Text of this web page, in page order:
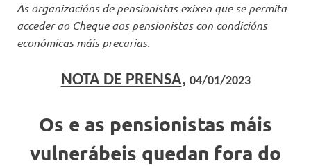
As organizacións de pensionistas exixen que se permita
acceder ao Cheque aos pensionistas con condicións
económicas máis precarias.
NOTA DE PRENSA, 04/01/2023
Os e as pensionistas máis
vulnerábeis quedan fora do